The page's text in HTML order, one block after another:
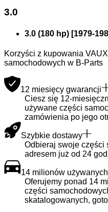
3.0
3.0 (180 hp) [1979-
Korzyści z kupowania
samochodowych w B-Parts
12 miesięcy gwarancji
Ciesz się 12-
używane części
zamówienia po jego
Szybkie dostawy
Odbieraj swoje części
adresem już od 24
14 milionów
Oferujemy ponad 14
części
skatalogowanych,